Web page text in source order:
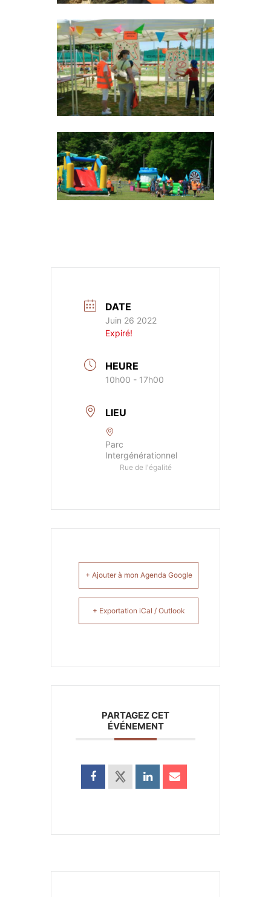
DATE
Juin 26 2022
Expiré!
HEURE
10h00 - 17h00
LIEU
Parc
Intergénérationnel
Rue de l'égalité
+ Ajouter à mon Agenda Google
+ Exportation iCal / Outlook
PARTAGEZ CET
ÉVÉNEMENT